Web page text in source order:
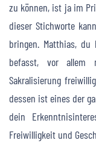
zu können, ist ja im
dieser Stichworte
bringen. Matthias,
befasst, vor allem
Sakralisierung
dessen ist eines der
dein
Freiwilligkeit und